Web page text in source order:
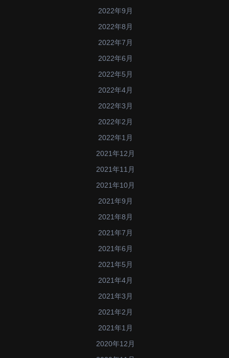
2022年9月
2022年8月
2022年7月
2022年6月
2022年5月
2022年4月
2022年3月
2022年2月
2022年1月
2021年12月
2021年11月
2021年10月
2021年9月
2021年8月
2021年7月
2021年6月
2021年5月
2021年4月
2021年3月
2021年2月
2021年1月
2020年12月